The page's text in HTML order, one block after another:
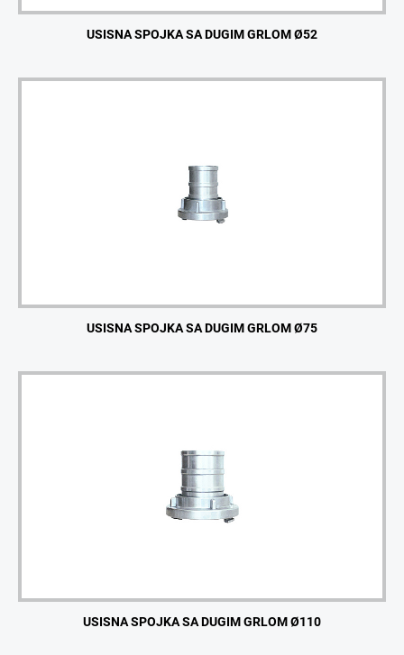
USISNA SPOJKA SA DUGIM GRLOM Ø52
USISNA SPOJKA SA DUGIM GRLOM Ø75
USISNA SPOJKA SA DUGIM GRLOM Ø110